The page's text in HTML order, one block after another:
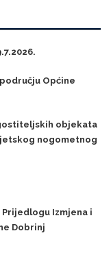
Općine
objekata
nogometnog
Prijedlogu Izmjena i
Dobrinj